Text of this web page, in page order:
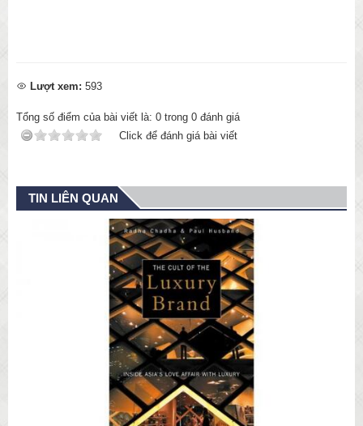
Lượt xem: 593
Tổng số điểm của bài viết là: 0 trong 0 đánh giá
Click để đánh giá bài viết
TIN LIÊN QUAN